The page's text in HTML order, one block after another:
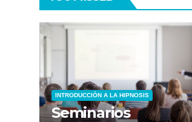
INTRODUCCIÓN A LA HIPNOSIS
Seminarios